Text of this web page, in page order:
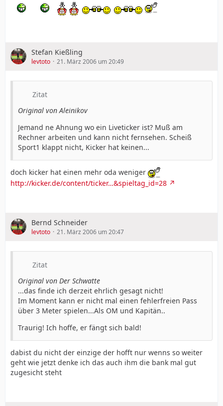
Stefan Kießling
levtoto 21. März 2006 um 20:49
Zitat
Original von Aleinikov
Jemand ne Ahnung wo ein Liveticker ist? Muß am
Rechner arbeiten und kann nicht fernsehen. Scheiß
Sport1 klappt nicht, Kicker hat keinen...
doch kicker hat einen mehr oda weniger
http://kicker.de/content/ticker…&spieltag_id=28
Bernd Schneider
levtoto 21. März 2006 um 20:47
Zitat
Original von Der Schwatte
...das finde ich derzeit ehrlich gesagt nicht!
Im Moment kann er nicht mal einen fehlerfreien Pass
über 3 Meter spielen...Als OM und Kapitän..
Traurig! Ich hoffe, er fängt sich bald!
dabist du nicht der einzige der hofft nur wenns so weiter
geht wie jetzt denke ich das auch ihm die bank mal gut
zugesicht steht